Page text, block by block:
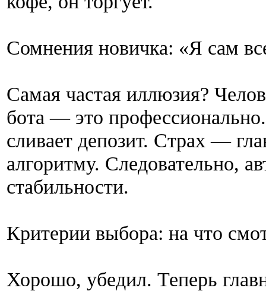
Сомнения новичка: «Я сам
Самая частая иллюзия?
бота — это
сливает депозит. Страх —
алгоритму. Следовательно,
стабильности.
Критерии выбора: на что
Хорошо, убедил. Теперь